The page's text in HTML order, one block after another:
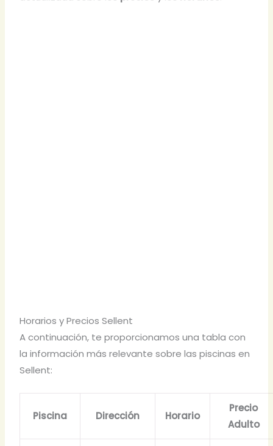
Horarios y Precios Sellent
A continuación, te proporcionamos una tabla con
la información más relevante sobre las piscinas en
Sellent:
Piscina Dirección Horario
Precio
Adulto